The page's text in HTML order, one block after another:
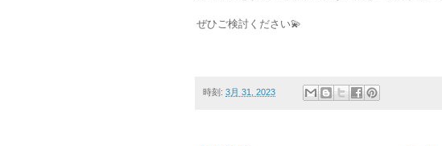
ぜひご検討ください💫
時刻: 3月 31, 2023